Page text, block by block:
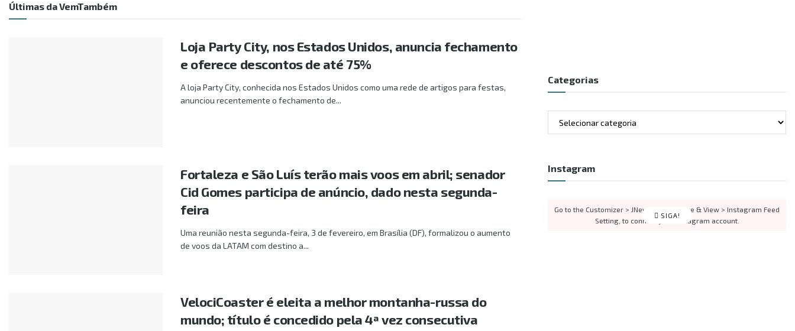
Últimas da VemTambém
Loja Party City, nos Estados Unidos, anuncia fechamento
e oferece descontos de até 75%
A loja Party City, conhecida nos Estados Unidos como uma rede de artigos para festas,
anunciou recentemente o fechamento de...
Fortaleza e São Luís terão mais voos em abril; senador
Cid Gomes participa de anúncio, dado nesta segunda-
feira
Uma reunião nesta segunda-feira, 3 de fevereiro, em Brasília (DF), formalizou o aumento
de voos da LATAM com destino a...
VelociCoaster é eleita a melhor montanha-russa do
mundo; título é concedido pela 4ª vez consecutiva
Categorias
Instagram
SIGA!
Go to the Customizer > JNews : Social, Like & View > Instagram Feed
Setting, to connect your Instagram account.